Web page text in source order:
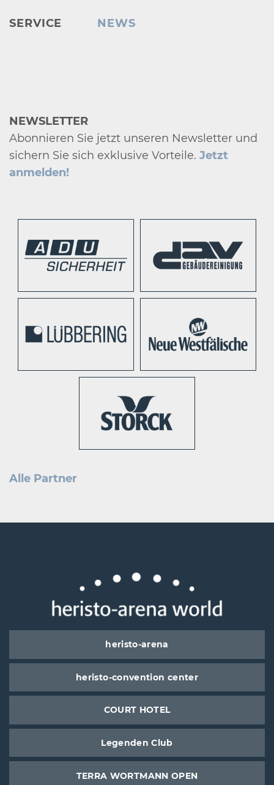
SERVICE NEWS
NEWSLETTER
Abonnieren Sie jetzt unseren Newsletter und
sichern Sie sich exklusive Vorteile. Jetzt
anmelden!
Alle Partner
heristo-arena
heristo-convention center
COURT HOTEL
Legenden Club
TERRA WORTMANN OPEN